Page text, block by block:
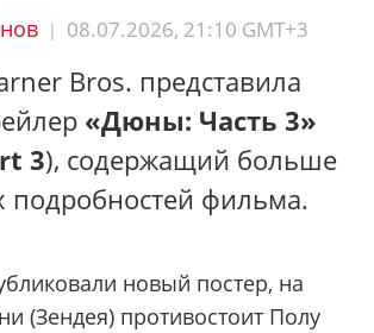
| 08.07.2026, 21:10 GMT+3
Bros. представила
«Дюны: Часть 3»
3), содержащий больше
подробностей фильма.
новый постер, на
(Зендея) противостоит Полу